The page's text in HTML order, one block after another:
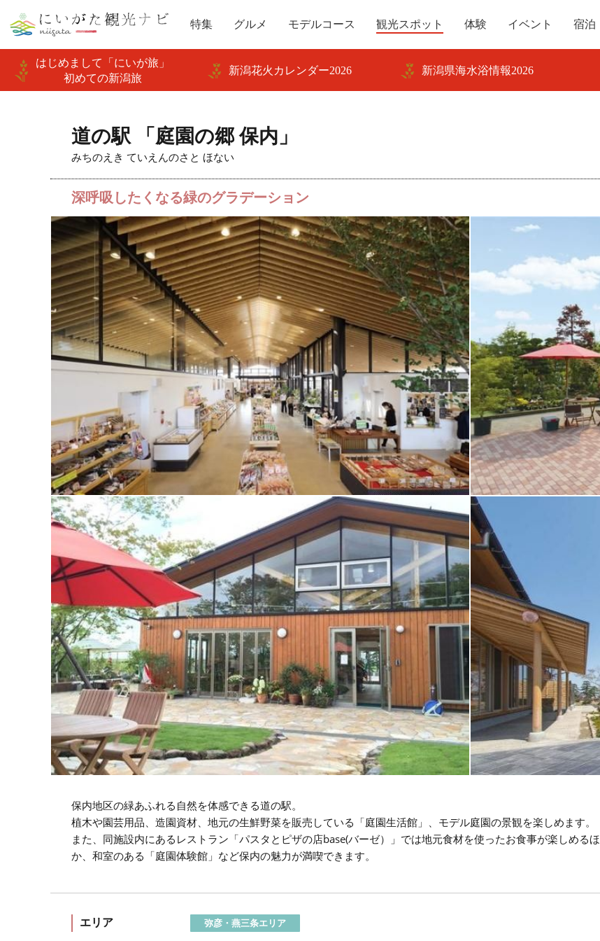
特集 グルメ モデルコース 観光スポット 体験 イベント 宿泊
はじめまして「にいが旅」
初めての新潟旅
新潟花火カレンダー2026 新潟県海水浴情報2026
道の駅 「庭園の郷 保内」
みちのえき ていえんのさと ほない
深呼吸したくなる緑のグラデーション
保内地区の緑あふれる自然を体感できる道の駅。
植木や園芸用品、造園資材、地元の生鮮野菜を販売している「庭園生活館」、モデル庭園の景観を楽しめます。
また、同施設内にあるレストラン「パスタとピザの店base(バーゼ）」では地元食材を使ったお食事が楽しめるほ
か、和室のある「庭園体験館」など保内の魅力が満喫できます。
エリア 弥彦・燕三条エリア